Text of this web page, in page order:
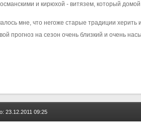
и кирюхой - витязем, который
мне, что негоже старые традиции херить
прогноз на сезон очень близкий и очень
23.12.2011 09:25